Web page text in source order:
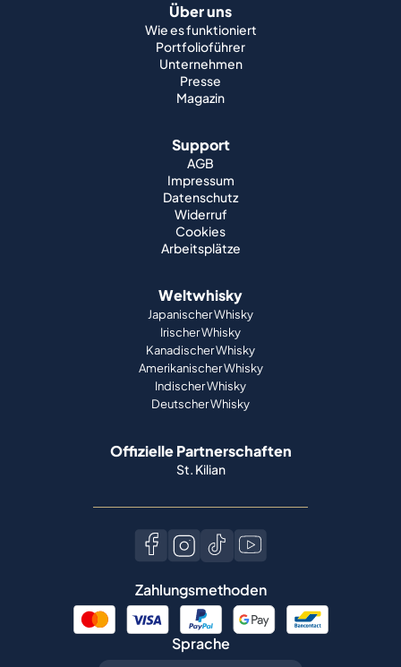
Über uns
Wie es funktioniert
Portfolioführer
Unternehmen
Presse
Magazin
Support
AGB
Impressum
Datenschutz
Widerruf
Cookies
Arbeitsplätze
Weltwhisky
Japanischer Whisky
Irischer Whisky
Kanadischer Whisky
Amerikanischer Whisky
Indischer Whisky
Deutscher Whisky
Offizielle Partnerschaften
St. Kilian
Zahlungsmethoden
Sprache